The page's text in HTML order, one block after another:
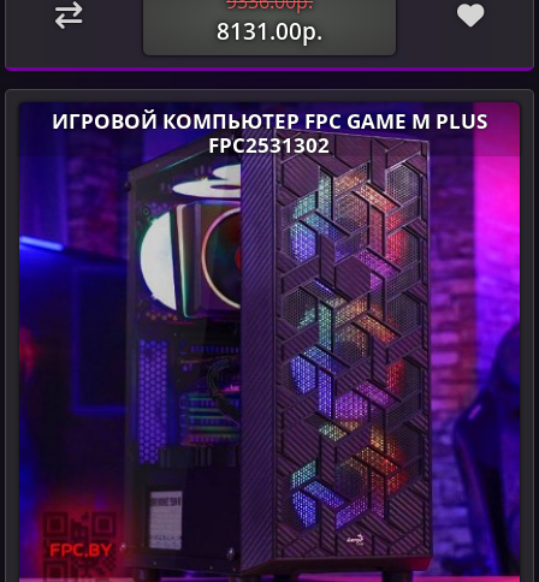
8131.00р.
ИГРОВОЙ КОМПЬЮТЕР FPC GAME M PLUS
FPC2531302